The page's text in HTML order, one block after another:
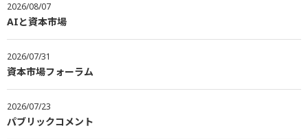
2026/08/07
AIと資本市場
2026/07/31
資本市場フォーラム
2026/07/23
パブリックコメント